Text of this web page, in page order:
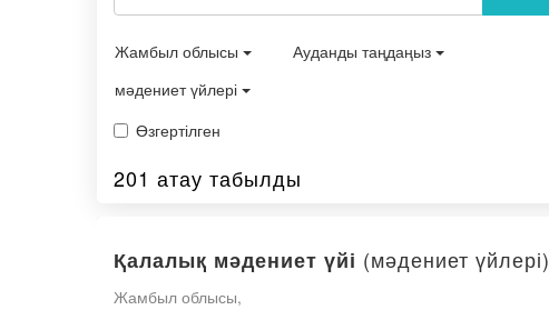
Жамбыл облысы
Ауданды таңдаңыз
мәдениет үйлері
Өзгертілген
201 атау табылды
Қалалық мәдениет үйі (мәдениет үйлері)
Жамбыл облысы,